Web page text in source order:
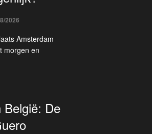
2026
Amsterdam
morgen en
België: De